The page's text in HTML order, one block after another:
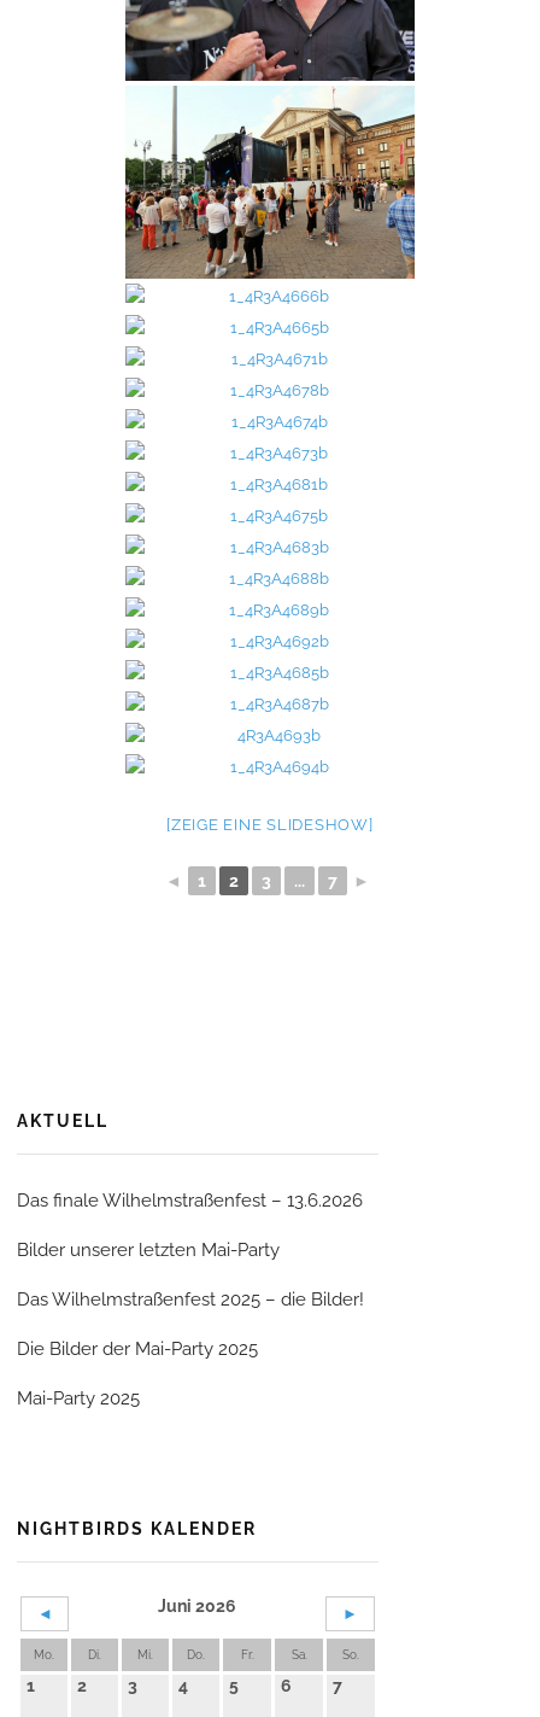
[ZEIGE EINE SLIDESHOW]
◄ 1 2 3 ... 7 ►
AKTUELL
Das finale Wilhelmstraßenfest – 13.6.2026
Bilder unserer letzten Mai-Party
Das Wilhelmstraßenfest 2025 – die Bilder!
Die Bilder der Mai-Party 2025
Mai-Party 2025
NIGHTBIRDS KALENDER
◄ Juni 2026 ►
Mo. Di. Mi. Do. Fr. Sa. So.
1 2 3 4 5 6 7